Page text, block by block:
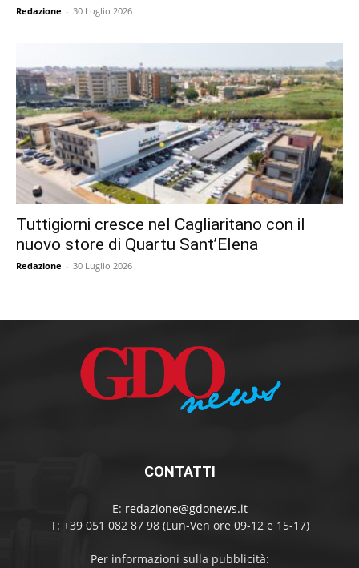
Redazione - 30 Luglio 2026
Tuttigiorni cresce nel Cagliaritano con il
nuovo store di Quartu Sant’Elena
Redazione - 30 Luglio 2026
CONTATTI
E: redazione@gdonews.it
T: +39 051 082 87 98 (Lun-Ven ore 09-12 e 15-17)
Per informazioni sulla pubblicità: